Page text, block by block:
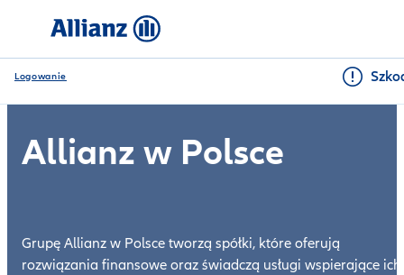
Logowanie
Allianz w Polsce
Grupę Allianz w Polsce tworzą spółki, które oferują
rozwiązania finansowe oraz świadczą usługi wspierające ich
Nasze spółki
Zrównoważony rozwój